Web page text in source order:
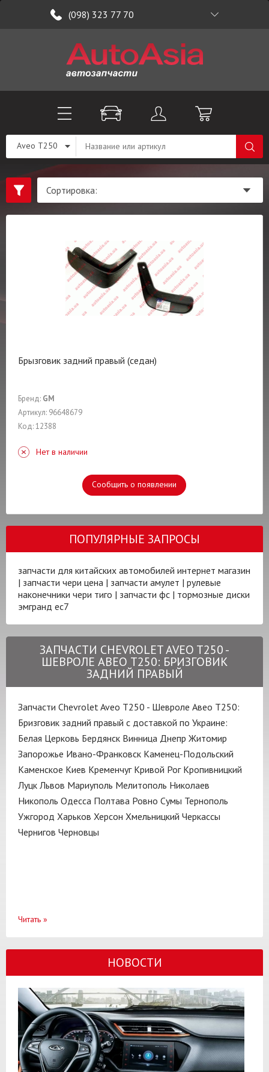
(098) 323 77 70
Aveo T250
Брызговик задний правый (седан)
Бренд: GM
Артикул: 96648679
Код: 12388
Нет в наличии
Сообщить о появлении
ПОПУЛЯРНЫЕ ЗАПРОСЫ
запчасти для китайских автомобилей интернет магазин
| запчасти чери цена | запчасти амулет | рулевые
наконечники чери тиго | запчасти фс | тормозные диски
эмгранд ес7
ЗАПЧАСТИ CHEVROLET AVEO T250 -
ШЕВРОЛЕ АВЕО Т250: БРИЗГОВИК
ЗАДНИЙ ПРАВЫЙ
Запчасти Chevrolet Aveo T250 - Шевроле Авео Т250:
Бризговик задний правый с доставкой по Украине:
Белая Церковь Бердянск Винница Днепр Житомир
Запорожье Ивано-Франковск Каменец-Подольский
Каменское Киев Кременчуг Кривой Рог Кропивницкий
Луцк Львов Мариуполь Мелитополь Николаев
Никополь Одесса Полтава Ровно Сумы Тернополь
Ужгород Харьков Херсон Хмельницкий Черкассы
Чернигов Черновцы
Читать »
НОВОСТИ